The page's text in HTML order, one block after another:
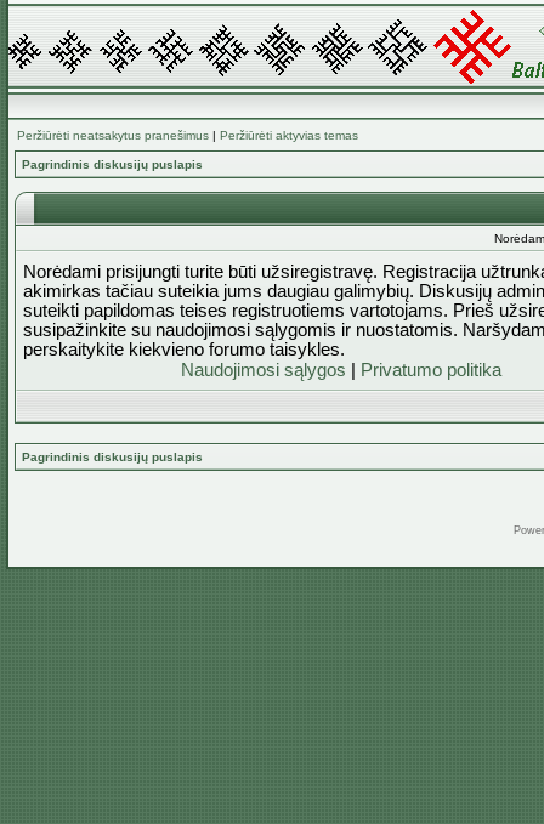
Peržiūrėti neatsakytus pranešimus | Peržiūrėti aktyvias temas
Pagrindinis diskusijų puslapis
Norėdami prisijungti turite būti užsiregistravę. Registracija
akimirkas tačiau suteikia jums daugiau galimybių. Diskusijų
suteikti papildomas teises registruotiems vartotojams. Prieš
susipažinkite su naudojimosi sąlygomis ir nuostatomis.
perskaitykite kiekvieno forumo taisykles.
Naudojimosi sąlygos
Privatumo politika
Pagrindinis diskusijų puslapis